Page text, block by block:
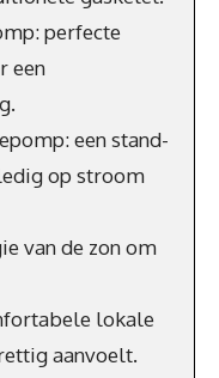
perfecte
een
een stand-
op stroom
van de zon om
lokale
aanvoelt.